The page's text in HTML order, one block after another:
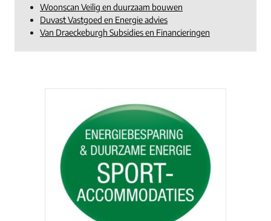
Woonscan Veilig en duurzaam bouwen
Duvast Vastgoed en Energie advies
Van Draeckeburgh Subsidies en Financieringen